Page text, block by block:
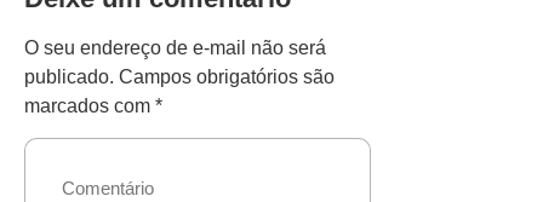
O seu endereço de e-mail não será
publicado. Campos obrigatórios são
marcados com *